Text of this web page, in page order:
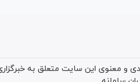
و معنوی این سایت متعلق به